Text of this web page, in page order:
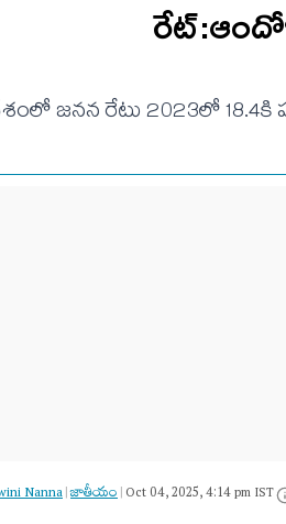
జనన రేటు 2023లో
Nanna|జాతీయం|Oct 04, 2025, 4:14 pm IST